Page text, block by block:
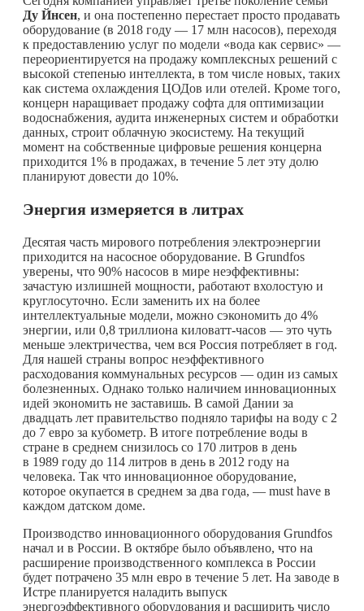
Ду Йнсен, и она постепенно перестает просто продавать
оборудование (в 2018 году — 17 млн насосов), переходя
к предоставлению услуг по модели «вода как сервис» —
переориентируется на продажу комплексных решений с
высокой степенью интеллекта, в том числе новых, таких
как система охлаждения ЦОДов или отелей. Кроме того,
концерн наращивает продажу софта для оптимизации
водоснабжения, аудита инженерных систем и обработки
данных, строит облачную экосистему. На текущий
момент на собственные цифровые решения концерна
приходится 1% в продажах, в течение 5 лет эту долю
планируют довести до 10%.
Энергия измеряется в литрах
Десятая часть мирового потребления электроэнергии
приходится на насосное оборудование. В Grundfos
уверены, что 90% насосов в мире неэффективны:
зачастую излишней мощности, работают вхолостую и
круглосуточно. Если заменить их на более
интеллектуальные модели, можно сэкономить до 4%
энергии, или 0,8 триллиона киловатт-часов — это чуть
меньше электричества, чем вся Россия потребляет в год.
Для нашей страны вопрос неэффективного
расходования коммунальных ресурсов — один из самых
болезненных. Однако только наличием инновационных
идей экономить не заставишь. В самой Дании за
двадцать лет правительство подняло тарифы на воду с 2
до 7 евро за кубометр. В итоге потребление воды в
стране в среднем снизилось со 170 литров в день
в 1989 году до 114 литров в день в 2012 году на
человека. Так что инновационное оборудование,
которое окупается в среднем за два года, — must have в
каждом датском доме.
Производство инновационного оборудования Grundfos
начал и в России. В октябре было объявлено, что на
расширение производственного комплекса в России
будет потрачено 35 млн евро в течение 5 лет. На заводе в
Истре планируется наладить выпуск
энергоэффективного оборудования и расширить число